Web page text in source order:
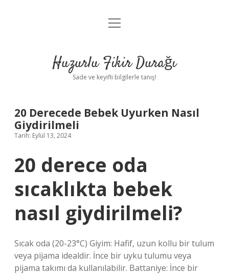
Anasayfa
Yasal Uyarı
menüyü
Huzurlu Fikir Durağı
Sade ve keyifli bilgilerle tanış!
20 Derecede Bebek Uyurken Nasıl
Giydirilmeli
Tarih: Eylül 13, 2024
20 derece oda
sıcaklıkta bebek
nasıl giydirilmeli?
Sıcak oda (20-23°C) Giyim: Hafif, uzun kollu bir tulum
veya pijama idealdir. İnce bir uyku tulumu veya
pijama takımı da kullanılabilir. Battaniye: İnce bir